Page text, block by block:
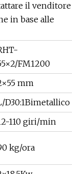
il venditore
in base alle
FM1200
mm
D30:1Bimetallico
110 giri/min
kg/ora